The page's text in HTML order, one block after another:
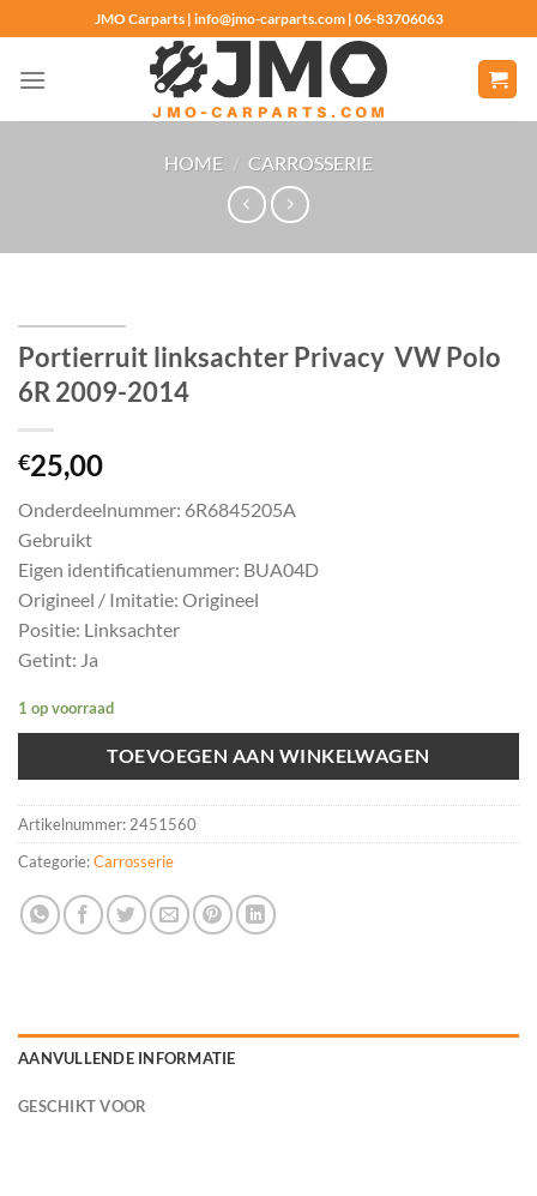
naar
inhoud
JMO Carparts | info@jmo-carparts.com | 06-83706063
HOME / CARROSSERIE
Portierruit linksachter Privacy VW Polo
6R 2009-2014
€25,00
Onderdeelnummer: 6R6845205A
Gebruikt
Eigen identificatienummer: BUA04D
Origineel / Imitatie: Origineel
Positie: Linksachter
Getint: Ja
1 op voorraad
TOEVOEGEN AAN WINKELWAGEN
Artikelnummer: 2451560
Categorie:Carrosserie
AANVULLENDE INFORMATIE
GESCHIKT VOOR